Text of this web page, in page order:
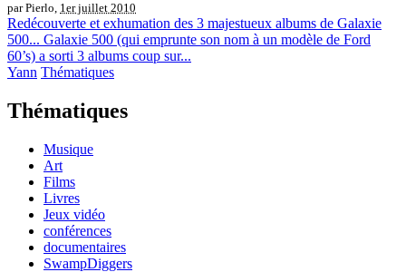
par Pierlo, 1er juillet 2010
Redécouverte et exhumation des 3 majestueux albums de Galaxie
500... Galaxie 500 (qui emprunte son nom à un modèle de Ford
60’s) a sorti 3 albums coup sur...
Yann Thématiques
Thématiques
Musique
Art
Films
Livres
Jeux vidéo
conférences
documentaires
SwampDiggers